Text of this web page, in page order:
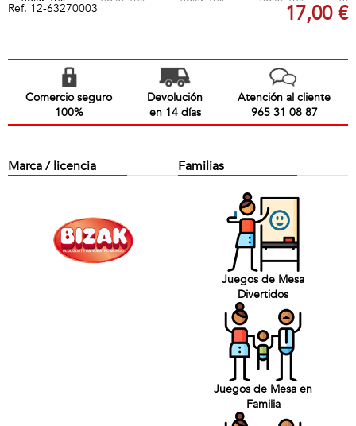
Ref. 12-63270003 17,00 €
Comercio seguro
100%
Devolución
en 14 días
Atención al cliente
965 31 08 87
Marca / licencia Familias
Juegos de Mesa
Divertidos
Juegos de Mesa en
Familia